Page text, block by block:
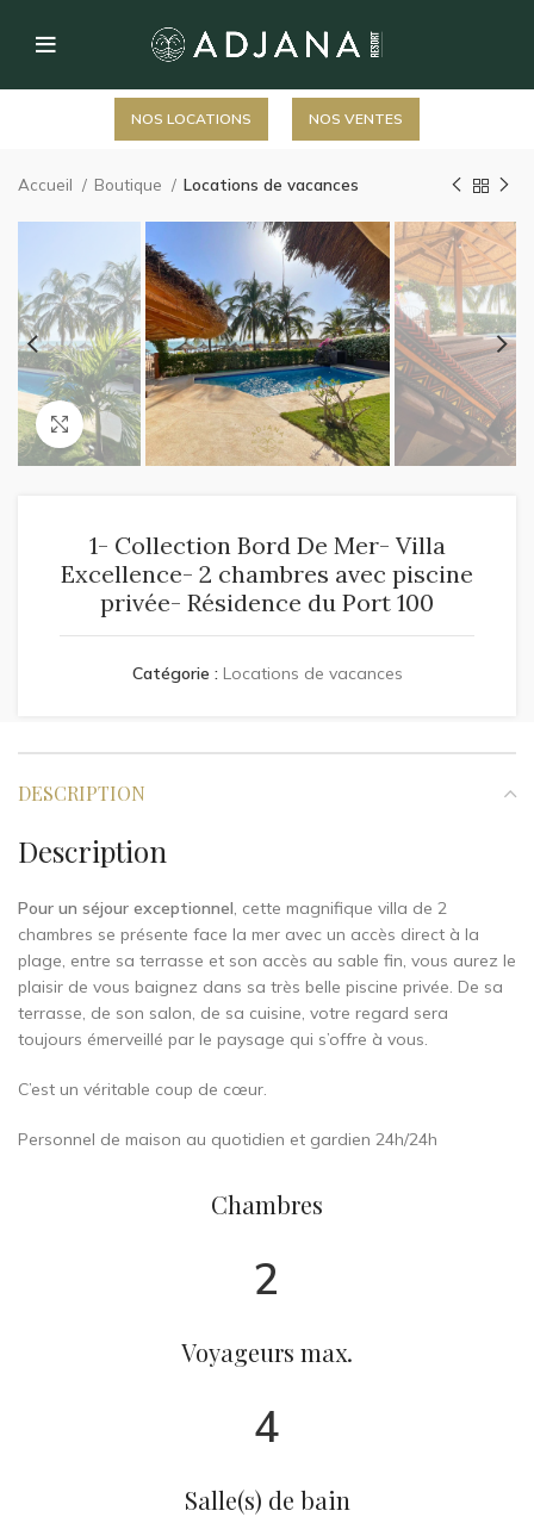
NOS LOCATIONS NOS VENTES
Accueil Boutique Locations de vacances
Click to enlarge
1- Collection Bord De Mer- Villa
Excellence- 2 chambres avec piscine
privée- Résidence du Port 100
Catégorie : Locations de vacances
DESCRIPTION
Description
Pour un séjour exceptionnel, cette magnifique villa de 2
chambres se présente face la mer avec un accès direct à la
plage, entre sa terrasse et son accès au sable fin, vous aurez le
plaisir de vous baignez dans sa très belle piscine privée. De sa
terrasse, de son salon, de sa cuisine, votre regard sera
toujours émerveillé par le paysage qui s’offre à vous.
C’est un véritable coup de cœur.
Personnel de maison au quotidien et gardien 24h/24h
Chambres
2
Voyageurs max.
4
Salle(s) de bain